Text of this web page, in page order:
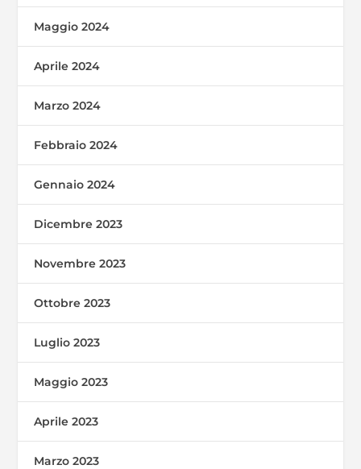
Maggio 2024
Aprile 2024
Marzo 2024
Febbraio 2024
Gennaio 2024
Dicembre 2023
Novembre 2023
Ottobre 2023
Luglio 2023
Maggio 2023
Aprile 2023
Marzo 2023